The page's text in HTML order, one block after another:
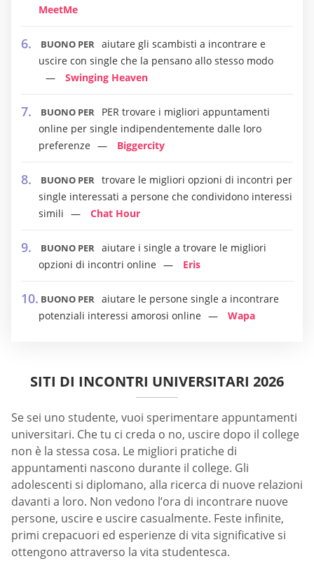
MeetMe
BUONO PER aiutare gli scambisti a incontrare e
uscire con single che la pensano allo stesso modo
Swinging Heaven
BUONO PER
PER trovare i migliori appuntamenti
online per single indipendentemente dalle loro
preferenze
Biggercity
BUONO PER trovare le migliori opzioni di incontri per
single interessati a persone che condividono interessi
simili
Chat Hour
BUONO PER aiutare i single a trovare le migliori
opzioni di incontri online
Eris
BUONO PER aiutare le persone single a incontrare
potenziali interessi amorosi online
Wapa
SITI DI INCONTRI UNIVERSITARI 2026
Se sei uno studente, vuoi sperimentare appuntamenti
universitari. Che tu ci creda o no, uscire dopo il college
non è la stessa cosa. Le migliori pratiche di
appuntamenti nascono durante il college. Gli
adolescenti si diplomano, alla ricerca di nuove relazioni
davanti a loro. Non vedono l’ora di incontrare nuove
persone, uscire e uscire casualmente. Feste infinite,
primi crepacuori ed esperienze di vita significative si
ottengono attraverso la vita studentesca.